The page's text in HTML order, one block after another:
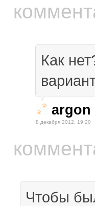
Как
argon
8 декабря 2012, 19:20
Чтобы